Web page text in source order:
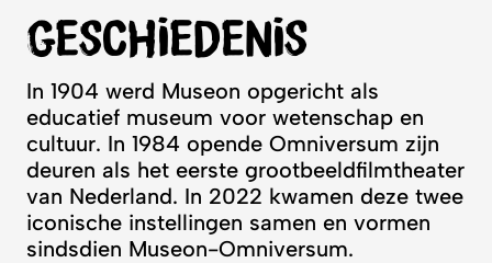
Geschiedenis
In 1904 werd Museon opgericht als
educatief museum voor wetenschap en
cultuur. In 1984 opende Omniversum zijn
deuren als het eerste grootbeeldfilmtheater
van Nederland. In 2022 kwamen deze twee
iconische instellingen samen en vormen
sindsdien Museon-Omniversum.